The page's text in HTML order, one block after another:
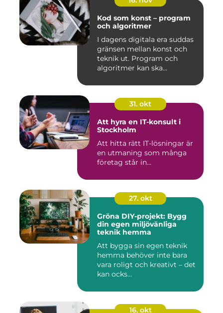
Kod som konst – program
och algoritmer
I dagens digitala era suddas
gränsen mellan konst och
teknik ut. Program och
algoritmer kan ska...
31. okt
Att hyra en IT-konsult i
Stockholm
Att hitta rätt IT-lösningar är
en utmaning som många
företag står in...
27. okt
Gröna DIY-projekt: Bygg
din egen miljövänliga
teknik hemma
Att bygga sin egen teknik
hemma behöver inte bara
vara roligt och kreativt – det
kan ocks...
16. okt